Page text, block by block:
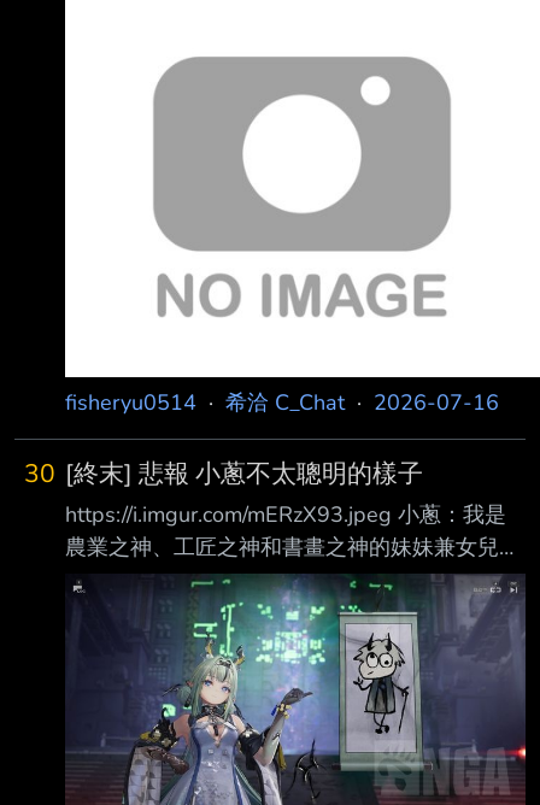
fisheryu0514 · 希洽 C_Chat· 2026-07-16
30 [終末] 悲報 小蔥不太聰明的樣子
https://i.imgur.com/mERzX93.jpeg 小蔥：我是
農業之神、工匠之神和書畫之神的妹妹兼女兒
管：那你有什麼呢？ 小蔥：我有工匠之神的畫
技、書畫之神的戰鬥力和農業之神的身材 管：
至少農業之神一定很大吧？ 小蔥：並沒有 --